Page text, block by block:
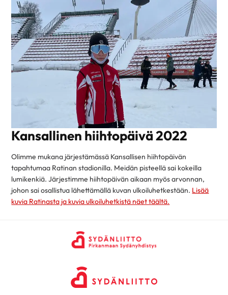
Kansallinen hiihtopäivä 2022
Olimme mukana järjestämässä Kansallisen hiihtopäivän
tapahtumaa Ratinan stadionilla. Meidän pisteellä sai kokeilla
lumikenkiä. Järjestimme hiihtopäivän aikaan myös arvonnan,
johon sai osallistua lähettämällä kuvan ulkoiluhetkestään. Lisää
kuvia Ratinasta ja kuvia ulkoiluhetkistä näet täältä.